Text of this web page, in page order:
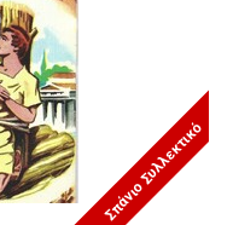
Σπάνιο Συλλεκτικό